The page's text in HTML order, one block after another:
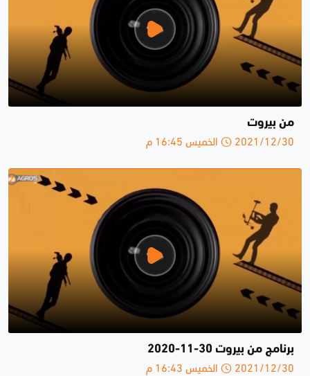
من بيروت
2021/12/30 الخميس 16:45 م
برنامج من بيروت 30-11-2020
2021/12/30 الخميس 16:43 م